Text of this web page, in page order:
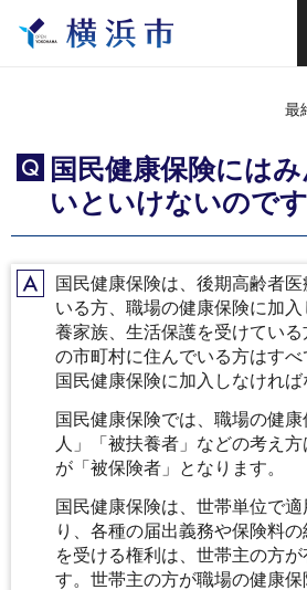
最
Q
国民健康保険には
いといけないのです
A国民健康保険は、後期高齢者
いる方、職場の健康保険に加
養家族、生活保護を受けてい
の市町村に住んでいる方はすべ
国民健康保険に加入しなければ
国民健康保険では、職場の健
人」「被扶養者」などの考え
が「被保険者」となります。
国民健康保険は、世帯単位で
り、各種の届出義務や保険料
を受ける権利は、世帯主の方
す。世帯主の方が職場の健康